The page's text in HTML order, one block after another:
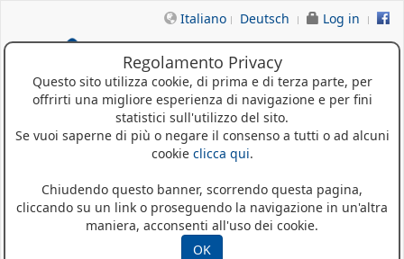
Regolamento Privacy
Questo sito utilizza cookie, di prima e di terza parte, per
offrirti una migliore esperienza di navigazione e per fini
statistici sull'utilizzo del sito.
Se vuoi saperne di più o negare il consenso a tutti o ad alcuni
cookie clicca qui.
Chiudendo questo banner, scorrendo questa pagina,
cliccando su un link o proseguendo la navigazione in un'altra
maniera, acconsenti all'uso dei cookie.
OK
Italiano Deutsch Log in
Home
Chi siamo